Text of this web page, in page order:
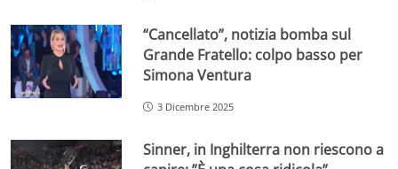
“Cancellato”, notizia bomba sul
Grande Fratello: colpo basso per
Simona Ventura
3 Dicembre 2025
Sinner, in Inghilterra non riescono a